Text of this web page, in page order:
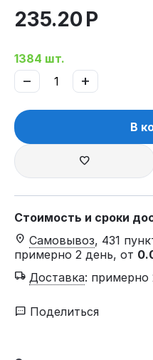
235.20Р
1384 шт.
+
−
В
Стоимость и сроки
Самовывоз, 431
примерно 2 день, от
Доставка: примерно
Поделиться